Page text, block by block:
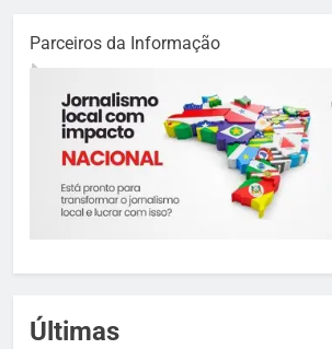
Parceiros da Informação
Últimas